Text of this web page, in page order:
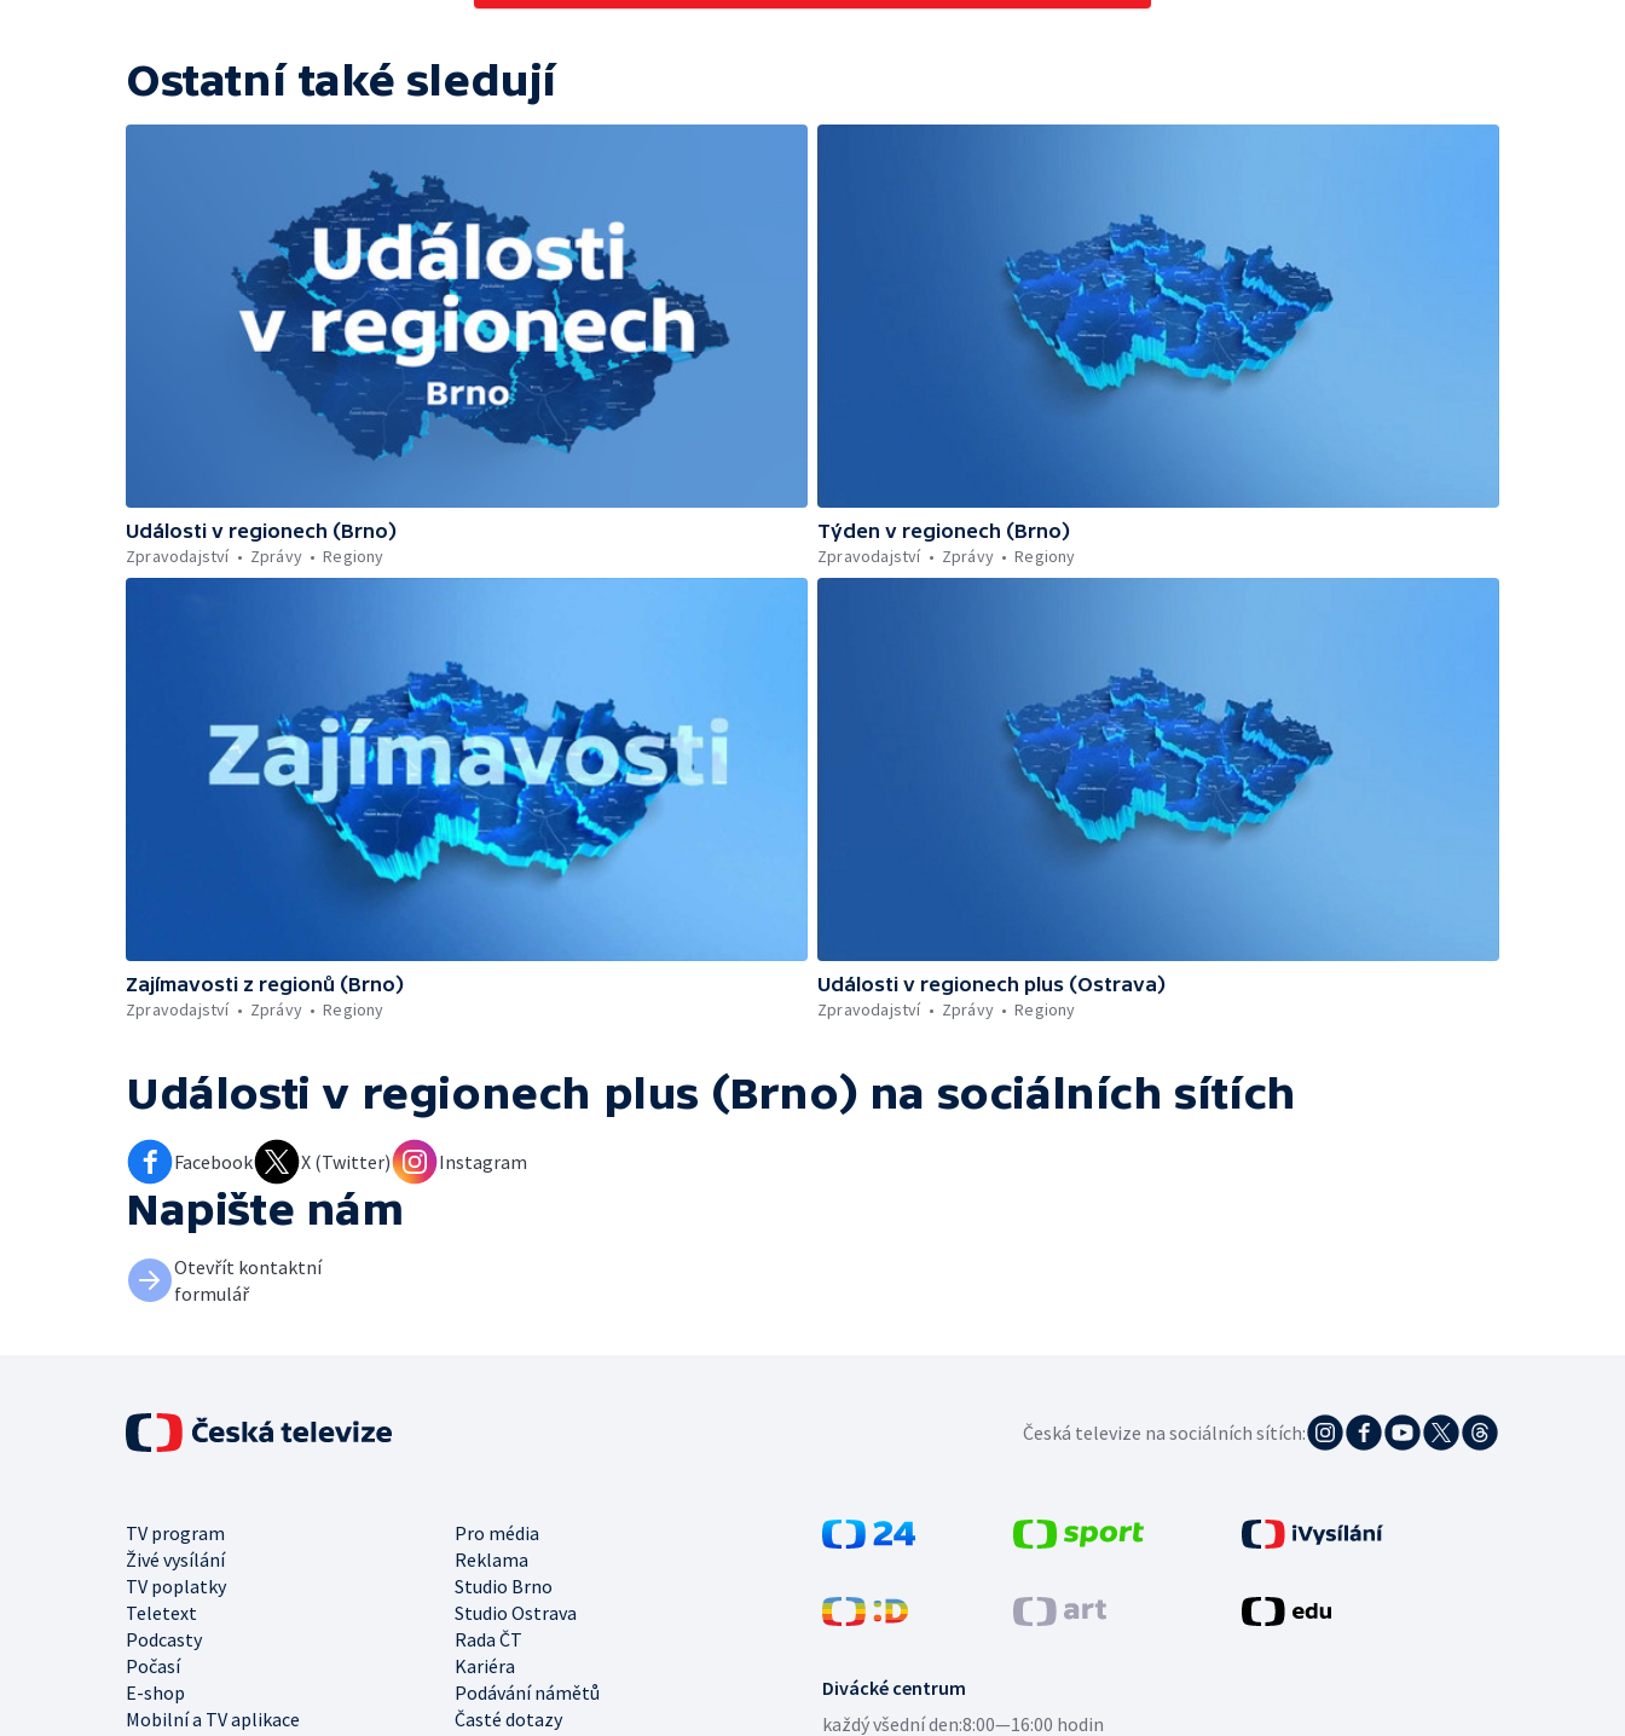
Ostatní také sledují
Události v regionech (Brno)
Zpravodajství
Zprávy Regiony
Týden v regionech (Brno)
Zpravodajství
Zprávy Regiony
Zajímavosti z regionů (Brno)
Zpravodajství
Zprávy Regiony
Události v regionech plus (Ostrava)
Zpravodajství
Zprávy Regiony
Události v regionech plus (Brno) na sociálních sítích
Facebook X (Twitter) Instagram
Napište nám
Otevřít kontaktní
formulář
Divácké centrum
každý všední den:8:00—16:00 hodin
TV program
Pro média
Živé vysílání
Reklama
TV poplatky
Studio Brno
Teletext
Studio Ostrava
Podcasty
Rada ČT
Počasí
Kariéra
E-shop
Podávání námětů
Mobilní a TV aplikace
Časté dotazy
Česká televize na sociálních sítích: